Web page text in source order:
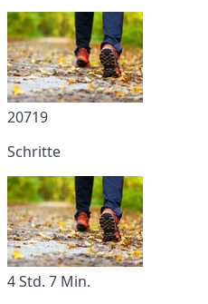
20719
Schritte
4 Std. 7 Min.